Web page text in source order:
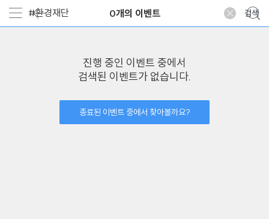
0개의 이벤트
진행 중인 이벤트 중에서
검색된 이벤트가 없습니다.
종료된 이벤트 중에서 찾아볼까요?